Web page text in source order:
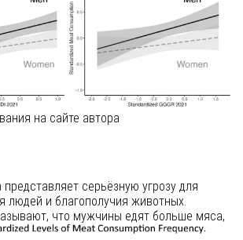
на сайте автора
серьёзную угрозу для
людей и благополучия животных.
что мужчины едят больше мяса,
этого остаются неясными. В